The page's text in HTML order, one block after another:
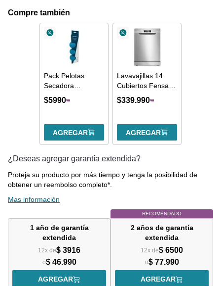
Compre también
Pack Pelotas
Secadora
Reutilizable
Preservación
$5990
AGREGAR
Lavavajillas 14
Cubiertos Fensa
Experience
Programa
Digital 14SZ Inox
$339.990
AGREGAR
¿Deseas agregar garantía extendida?
Proteja su producto por más tiempo y tenga la posibilidad de
obtener un reembolso completo*.
Mas información
1 año de garantía
extendida
12x de$ 3916
o$ 46.990
AGREGAR
RECOMENDADO
2 años de garantía
extendida
12x de$ 6500
o$ 77.990
AGREGAR